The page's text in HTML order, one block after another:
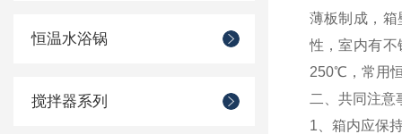
恒温水浴锅
搅拌器系列
薄板制成，
性，室内有
250℃，常用
二、共同注意
1、箱内应保